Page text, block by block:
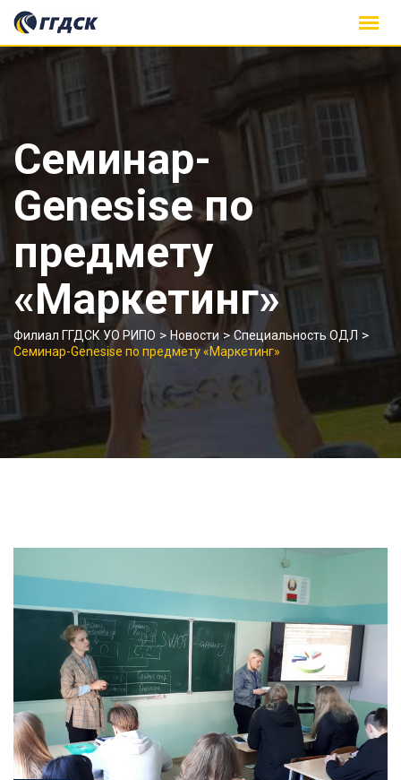
Skip
content
Семинар-
Genesise по
предмету
«Маркетинг»
Филиал ГГДСК УО РИПО > Новости >Специальность ОДЛ >
Семинар-Genesise по предмету «Маркетинг»